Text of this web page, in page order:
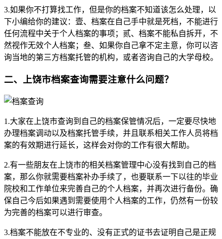
3.如果你不打算找工作，但是你的档案不知道该怎么处理，以
下小编给你的建议：壹、档案在自己手中就是死档，不能进行
任何流程中关于个人档案的事项；贰、档案不能私自拆开，不
然视作无效个人档案；叁、如果你自己拿不定主意，你可以咨
询当地的第三方档案托管的机构，或者咨询自己的大学母校。
二、上饶市档案查询需要注意什么问题？
1.大家在上饶市查询到自己的档案保管情况后，一定要尽快地
办理档案调动以及档案托管手续，并且联系相关工作人员将档
案的有效期进行延长，这样会对你的工作有很大帮助。
2.有一些朋友在上饶市的相关档案管理中心没有找到自己的档
案，那么你就需要档案补办手续了，也要联系一下以往的毕业
院校和工作单位来完善自己的个人档案，并再次进行备份。确
保自己今后如果遇到需要使用个人档案的工作，仍然有一份较
为完善的档案可以进行审查。
3.档案不能放在不专业的、没有正式的证书去证明自己是正规